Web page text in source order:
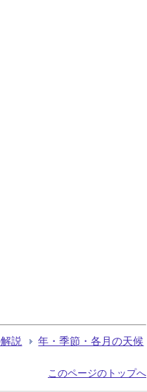
説 年・季節・各月の天候
このページのトップへ